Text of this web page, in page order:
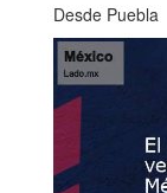
Desde Puebla